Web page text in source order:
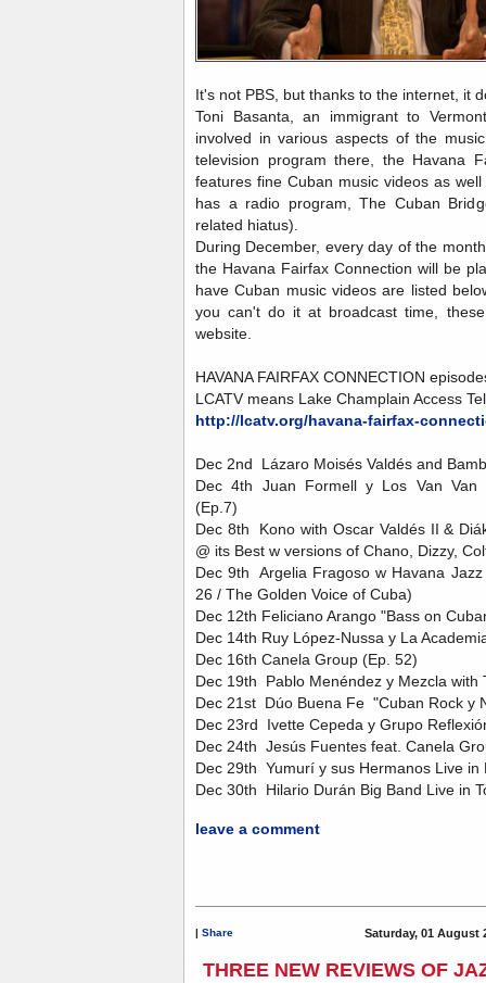
It's not PBS, but thanks to the internet, it
Toni Basanta, an immigrant to
involved in various aspects of the
television program there, the Havana
features fine Cuban music videos as
has a radio program, The Cuban
related hiatus).
During December, every day of the
the Havana Fairfax Connection will be
have Cuban music videos are listed
you can't do it at broadcast time,
website.
HAVANA FAIRFAX CONNECTION
LCATV means Lake Champlain Access
http://lcatv.org/havana-fairfax-
Dec 2nd Lázaro Moisés Valdés and
Dec 4th Juan Formell y Los Van Van
(Ep.7)
Dec 8th Kono with Oscar Valdés II &
@ its Best w versions of Chano, Dizzy,
Dec 9th Argelia Fragoso w Havana
26 / The Golden Voice of Cuba)
Dec 12th Feliciano Arango "Bass on
Dec 14th Ruy López-Nussa y La
Dec 16th Canela Group (Ep. 52)
Dec 19th Pablo Menéndez y Mezcla
Dec 21st Dúo Buena Fe "Cuban Rock y
Dec 23rd Ivette Cepeda y Grupo
Dec 24th Jesús Fuentes feat. Canela
Dec 29th Yumurí y sus Hermanos Live
Dec 30th Hilario Durán Big Band Live in
leave a comment
| Share Saturday, 01 August
THREE NEW REVIEWS OF